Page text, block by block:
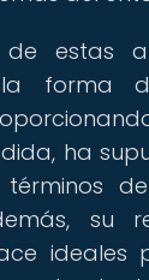
estas
forma
ha
términos
su
ideales